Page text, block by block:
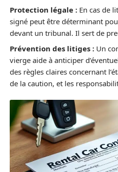
Protection légale : En cas de
signé peut être déterminant
devant un tribunal. Il sert de
Prévention des litiges : Un
vierge aide à anticiper
des règles claires concernant
de la caution, et les